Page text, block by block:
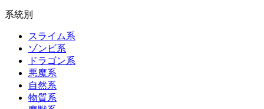
系統別
スライム系
ゾンビ系
ドラゴン系
悪魔系
自然系
物質系